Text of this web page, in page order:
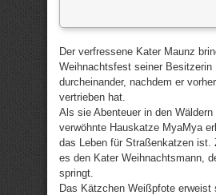
Der verfressene Kater Maunz
Weihnachtsfest seiner Besitzerin
durcheinander, nachdem er
vertrieben hat.
Als sie Abenteuer in den
verwöhnte Hauskatze MyaMya
das Leben für Straßenkatzen ist.
es den Kater Weihnachtsmann,
springt.
Das Kätzchen Weißpfote erweist